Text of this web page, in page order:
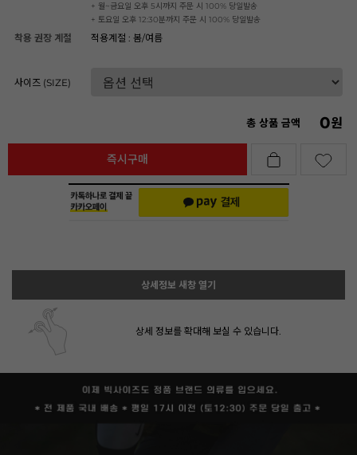
+ 월~금요일 오후 5시까지 주문 시 100% 당일발송
+ 토요일 오후 12:30분까지 주문 시 100% 당일발송
착용 권장 계절 적용계절 : 봄/여름
사이즈 (SIZE)
총 상품 금액 0원
즉시구매
상세정보 새창 열기
상세 정보를 확대해 보실 수 있습니다.